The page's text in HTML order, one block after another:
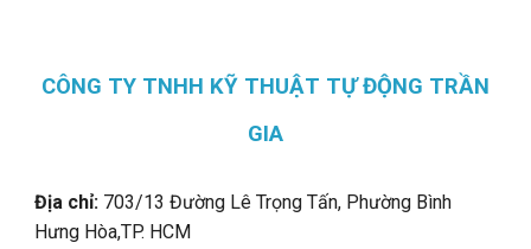
CÔNG TY TNHH KỸ THUẬT TỰ ĐỘNG TRẦN
GIA
Địa chỉ: 703/13 Đường Lê Trọng Tấn, Phường Bình
Hưng Hòa,TP. HCM